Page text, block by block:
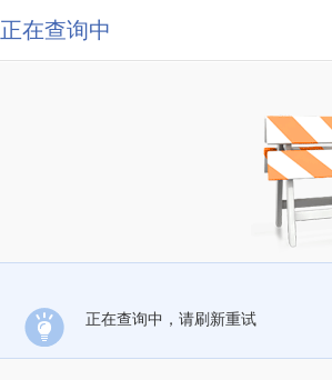
正在查询中
正在查询中，请刷新重试